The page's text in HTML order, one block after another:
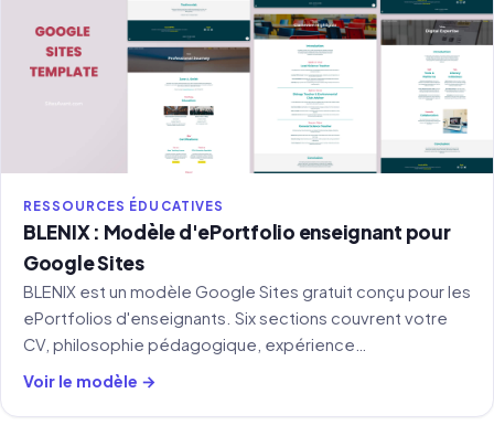
RESSOURCES ÉDUCATIVES
BLENIX : Modèle d'ePortfolio enseignant pour
Google Sites
BLENIX est un modèle Google Sites gratuit conçu pour les
ePortfolios d'enseignants. Six sections couvrent votre
CV, philosophie pédagogique, expérience
d'enseignement, compétences numériques et gestion
Voir le modèle →